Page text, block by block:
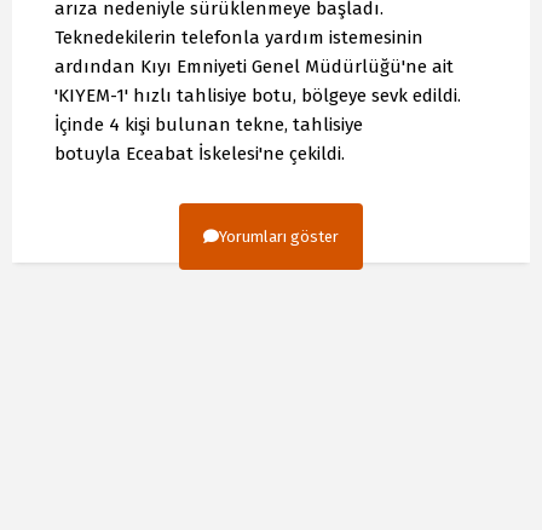
arıza nedeniyle sürüklenmeye başladı.
Teknedekilerin telefonla yardım istemesinin
ardından Kıyı Emniyeti Genel Müdürlüğü'ne ait
'KIYEM-1' hızlı tahlisiye botu, bölgeye sevk edildi.
İçinde 4 kişi bulunan tekne, tahlisiye
botuyla Eceabat İskelesi'ne çekildi.
Yorumları göster